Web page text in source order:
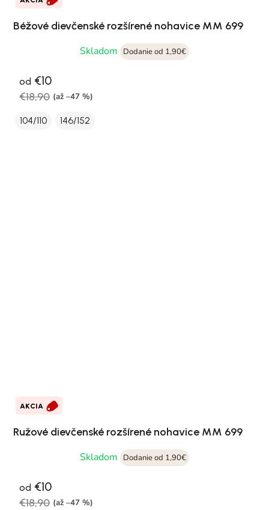
Béžové dievčenské rozšírené nohavice MM 699
Skladom
Dodanie od 1,90€
od €10
€18,90 (až –47 %)
104/110 146/152
AKCIA
Ružové dievčenské rozšírené nohavice MM 699
Skladom
Dodanie od 1,90€
od €10
€18,90 (až –47 %)